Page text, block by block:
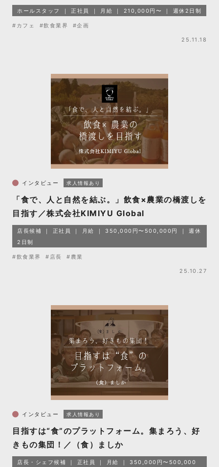
（Parler）
ホールスタッフ 正社員 月給 210,000円〜 週休2日制
#カフェ #飲食業界 #企画
25.11.18
インタビュー 求人情報あり
「食で、人と自然を結ぶ。」飲食×農業の橋渡しを
目指す／株式会社KIMIYU Global
店長候補 正社員 月給 350,000円〜500,000円
週休
2日制
#飲食業界 #店長 #農業
25.10.27
インタビュー 求人情報あり
目指すは“食”のプラットフォーム。集まろう、好
きもの集団！／（食）ましか
店長・シェフ候補 正社員 月給 350,000円〜500,000